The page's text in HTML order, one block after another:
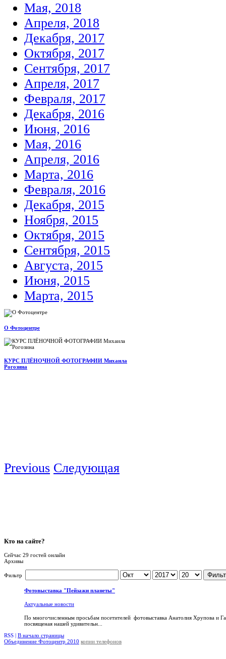
Мая, 2018
Апреля, 2018
Декабря, 2017
Октября, 2017
Сентября, 2017
Апреля, 2017
Февраля, 2017
Декабря, 2016
Июня, 2016
Мая, 2016
Апреля, 2016
Марта, 2016
Февраля, 2016
Декабря, 2015
Ноября, 2015
Октября, 2015
Сентября, 2015
Августа, 2015
Июня, 2015
Марта, 2015
О Фотоцентре
КУРС ПЛЁНОЧНОЙ ФОТОГРАФИИ Михаила
Рогозина
Previous Следующая
Кто на сайте?
Сейчас 29 гостей онлайн
Архивы
Фильтр
Фотовыставка "Пейзажи планеты"
Актуальные новости
По многочисленным просьбам посетителей фотовыставка Анатолия Хрупова и
посвященая нашей удивительн...
RSS | В начало страницы
Объединение Фотоцентр 2010 копии телефонов